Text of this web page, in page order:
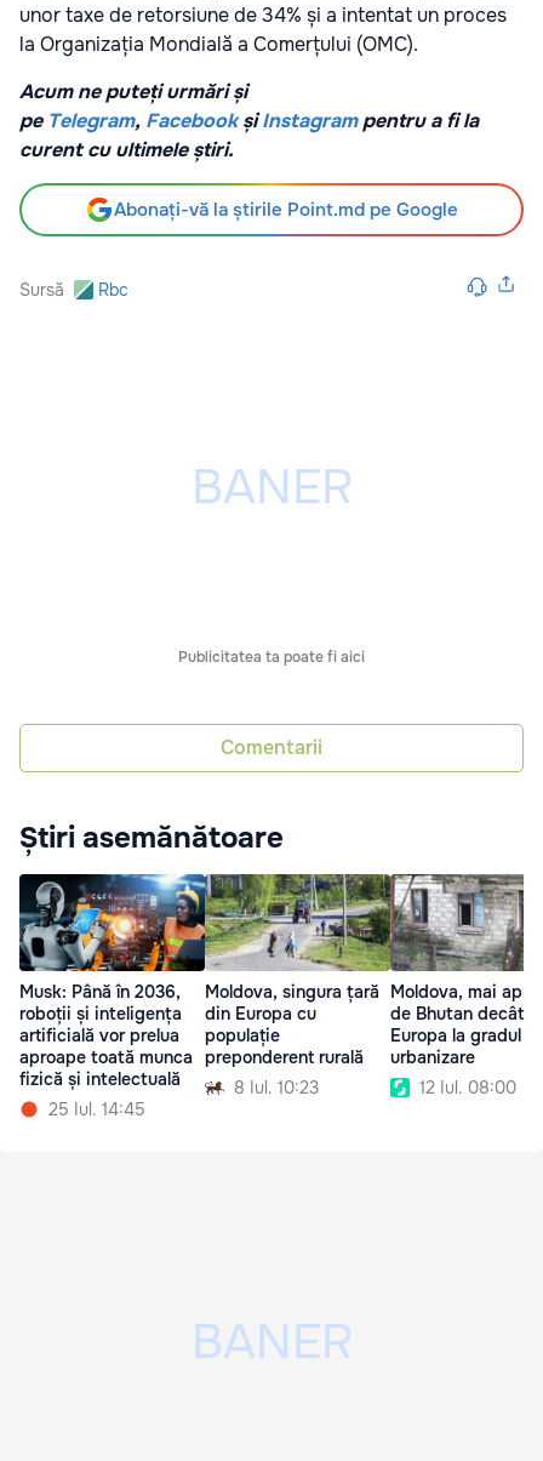
unor taxe de retorsiune de 34% și a intentat un proces
la Organizația Mondială a Comerțului (OMC).
Acum ne puteți urmări și
pe Telegram, FacebookșiInstagrampentru a fi la
curent cu ultimele știri.
Abonați-vă la știrile Point.md pe Google
Sursă Rbc
Publicitatea ta poate fi aici
Comentarii
Știri asemănătoare
Musk: Până în 2036,
roboții și inteligența
artificială vor prelua
aproape toată munca
fizică și intelectuală
25 Iul. 14:45
Moldova, singura țară
din Europa cu
populație
preponderent rurală
8 Iul. 10:23
Moldova, mai
de Bhutan decât
Europa la gradul
urbanizare
12 Iul. 08:00